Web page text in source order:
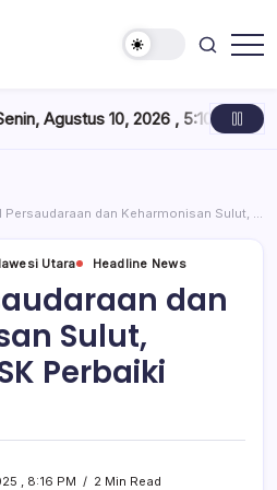
10, 2026 , 5:10 PM Pebalap Tim
dan Keharmonisan Sulut, Gubernur YSK Perbaiki Bukit Kasih
Utara Headline News
dan
Sulut,
Perbaiki
, 8:16 PM
2 Min Read